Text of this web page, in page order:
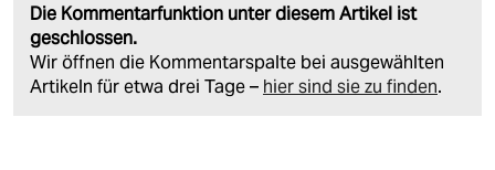
Die Kommentarfunktion unter diesem Artikel ist
geschlossen.
Wir öffnen die Kommentarspalte bei ausgewählten
Artikeln für etwa drei Tage – hier sind sie zu finden.